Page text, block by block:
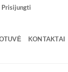
Prisijungti
KONTAKTAI